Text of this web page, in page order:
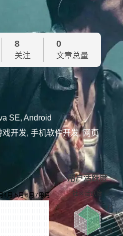
8
关注
0
文章总量
SE, Android
开发, 手机软件开发, 网页
用户活跃度